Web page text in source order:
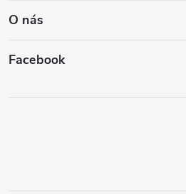
O nás
Facebook